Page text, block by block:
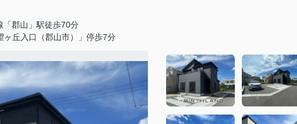
「郡山」駅徒歩70分
ヶ丘入口（郡山市）」停歩7分